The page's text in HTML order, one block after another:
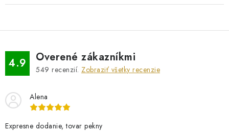
4.9 Overené zákazníkmi
549 recenzií. Zobraziť všetky recenzie
Alena
Expresne dodanie, tovar pekny